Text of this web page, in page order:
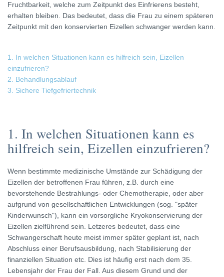
Fruchtbarkeit, welche zum Zeitpunkt des Einfrierens besteht,
erhalten bleiben. Das bedeutet, dass die Frau zu einem späteren
Zeitpunkt mit den konservierten Eizellen schwanger werden kann.
1. In welchen Situationen kann es hilfreich sein, Eizellen
einzufrieren?
2. Behandlungsablauf
3. Sichere Tiefgefriertechnik
1. In welchen Situationen kann es
hilfreich sein, Eizellen einzufrieren?
Wenn bestimmte medizinische Umstände zur Schädigung der
Eizellen der betroffenen Frau führen, z.B. durch eine
bevorstehende Bestrahlungs- oder Chemotherapie, oder aber
aufgrund von gesellschaftlichen Entwicklungen (sog. "später
Kinderwunsch"), kann ein vorsorgliche Kryokonservierung der
Eizellen zielführend sein. Letzeres bedeutet, dass eine
Schwangerschaft heute meist immer später geplant ist, nach
Abschluss einer Berufsausbildung, nach Stabilisierung der
finanziellen Situation etc. Dies ist häufig erst nach dem 35.
Lebensjahr der Frau der Fall. Aus diesem Grund und der